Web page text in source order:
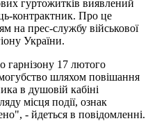
гуртожитків виявлений
контрактник. Про це
на прес-службу військової
України.
гарнізону 17 лютого
шляхом повішання
в душовій кабіні
місця події, ознак
- йдеться в повідомленні.